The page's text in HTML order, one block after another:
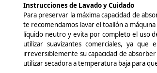
Instrucciones de Lavado y Cuidado
Para preservar la máxima capacidad de
te recomendamos lavar eltoallóna
líquido neutro y evita por completo el uso
utilizar suavizantes comerciales, ya que
irreversiblemente su capacidad de
utilizar secadora a temperatura baja para